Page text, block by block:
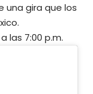
una gira que los
las 7:00 p.m.